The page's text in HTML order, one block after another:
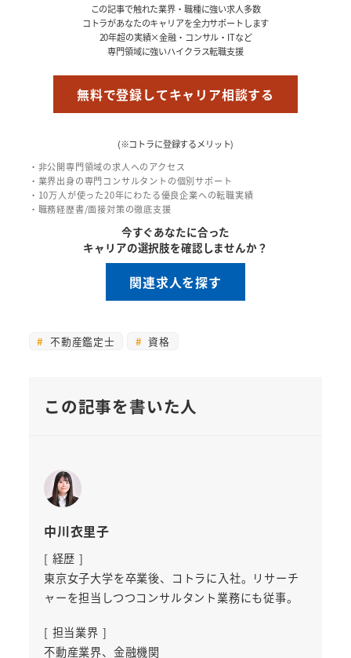
この記事で触れた業界・職種に強い求人多数
コトラがあなたのキャリアを全力サポートします
20年超の実績×金融・コンサル・ITなど
専門領域に強いハイクラス転職支援
無料で登録してキャリア相談する
(※コトラに登録するメリット)
・非公開専門領域の求人へのアクセス
・業界出身の専門コンサルタントの個別サポート
・10万人が使った20年にわたる優良企業への転職実績
・職務経歴書/面接対策の徹底支援
今すぐあなたに合った
キャリアの選択肢を確認しませんか？
関連求人を探す
不動産鑑定士 資格
この記事を書いた人
中川衣里子
[ 経歴 ]
東京女子大学を卒業後、コトラに入社。リサーチ
ャーを担当しつつコンサルタント業務にも従事。
[ 担当業界 ]
不動産業界、金融機関